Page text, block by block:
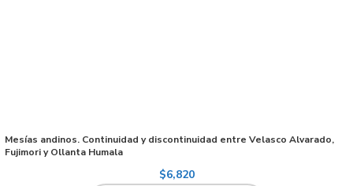
Mesías andinos. Continuidad y discontinuidad entre Velasco Alvarado,
Fujimori y Ollanta Humala
$6,820